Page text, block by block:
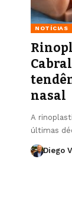
NOTÍCIAS
nasal
A
últimas
Diego